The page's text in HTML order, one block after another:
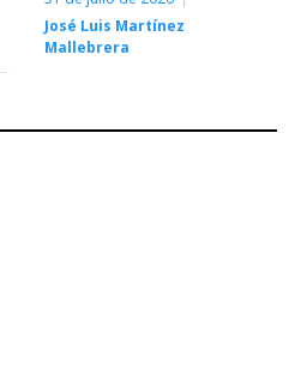
José Luis Martínez
Mallebrera